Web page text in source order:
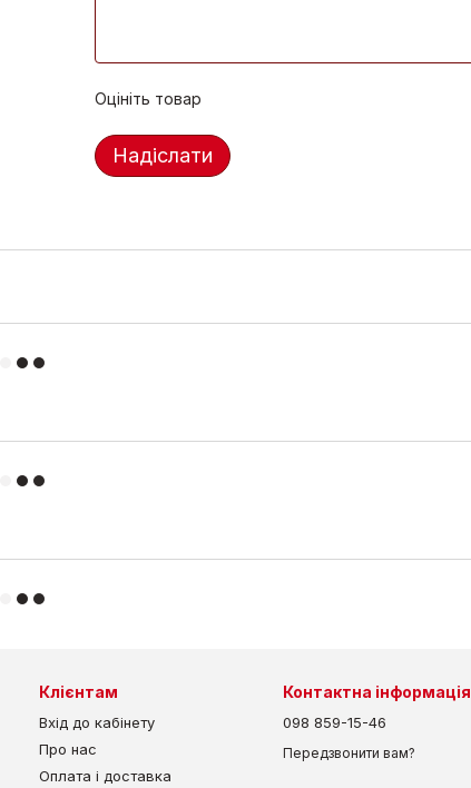
Оцініть товар
Надіслати
Клієнтам
Вхід до кабінету
Про нас
Оплата і доставка
Контактна інформація
098 859-15-46
Передзвонити вам?